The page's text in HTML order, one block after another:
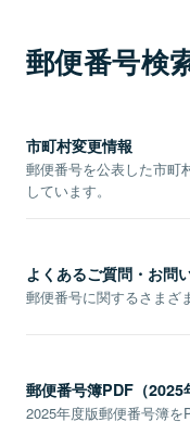
郵便番号検
市町村変更情報
郵便番号を公表した市町
しています。
よくあるご質問・お問
郵便番号に関するさまざ
郵便番号簿PDF（2025
2025年度版郵便番号簿を